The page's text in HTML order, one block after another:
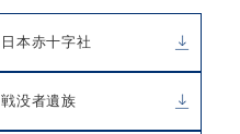
日本赤十字社
戦没者遺族